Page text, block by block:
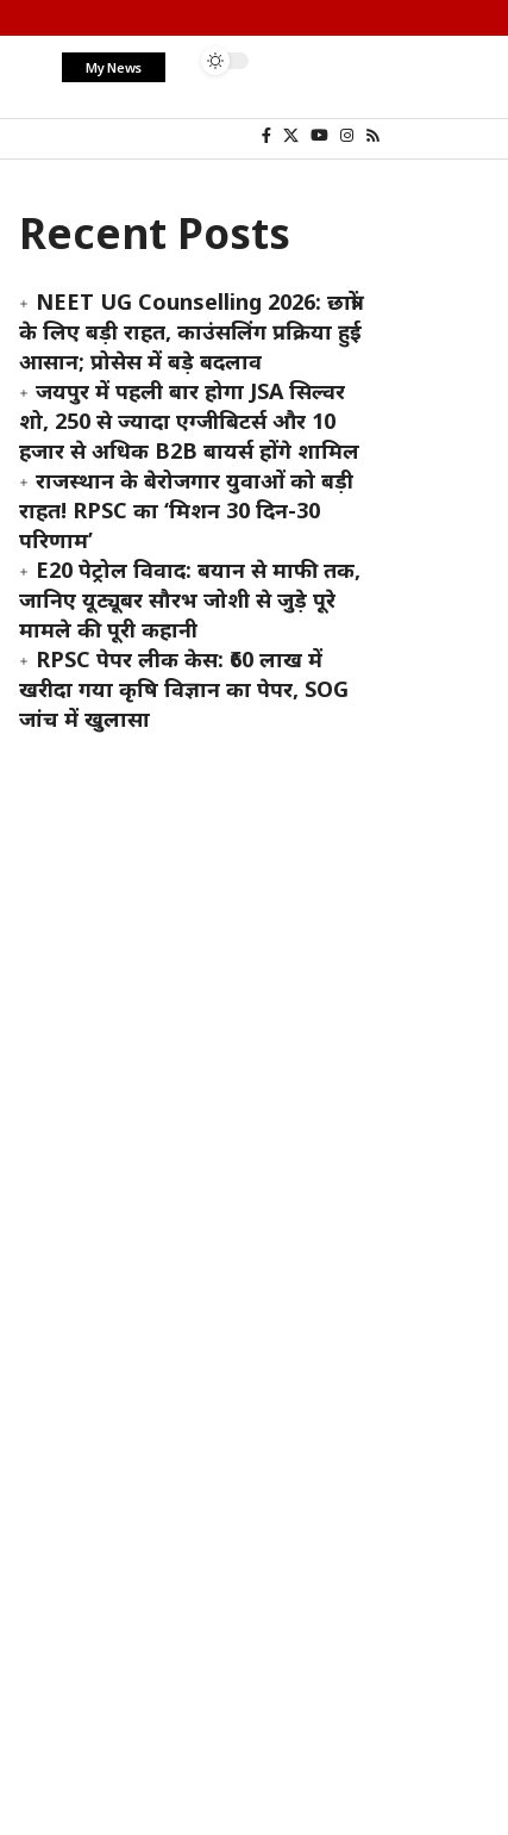
My News
Recent Posts
NEET UG Counselling 2026: छात्रों
के लिए बड़ी राहत, काउंसलिंग प्रक्रिया हुई
आसान; प्रोसेस में बड़े बदलाव
जयपुर में पहली बार होगा JSA सिल्वर
शो, 250 से ज्यादा एग्जीबिटर्स और 10
हजार से अधिक B2B बायर्स होंगे शामिल
राजस्थान के बेरोजगार युवाओं को बड़ी
राहत! RPSC का ‘मिशन 30 दिन-30
परिणाम’
E20 पेट्रोल विवाद: बयान से माफी तक,
जानिए यूट्यूबर सौरभ जोशी से जुड़े पूरे
मामले की पूरी कहानी
RPSC पेपर लीक केस: ₹60 लाख में
खरीदा गया कृषि विज्ञान का पेपर, SOG
जांच में खुलासा